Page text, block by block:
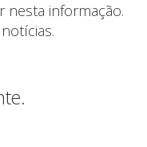
nesta informação.